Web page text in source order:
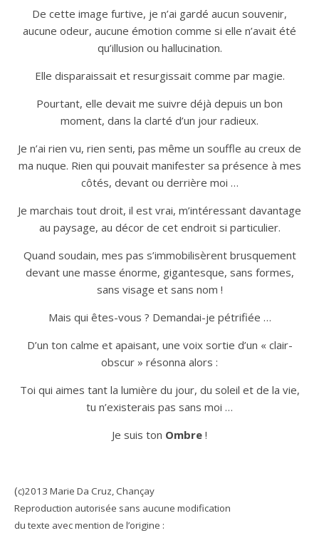
De cette image furtive, je n’ai gardé aucun souvenir,
aucune odeur, aucune émotion comme si elle n’avait été
qu’illusion ou hallucination.
Elle disparaissait et resurgissait comme par magie.
Pourtant, elle devait me suivre déjà depuis un bon
moment, dans la clarté d’un jour radieux.
Je n’ai rien vu, rien senti, pas même un souffle au creux de
ma nuque. Rien qui pouvait manifester sa présence à mes
côtés, devant ou derrière moi …
Je marchais tout droit, il est vrai, m’intéressant davantage
au paysage, au décor de cet endroit si particulier.
Quand soudain, mes pas s’immobilisèrent brusquement
devant une masse énorme, gigantesque, sans formes,
sans visage et sans nom !
Mais qui êtes-vous ? Demandai-je pétrifiée …
D’un ton calme et apaisant, une voix sortie d’un « clair-
obscur » résonna alors :
Toi qui aimes tant la lumière du jour, du soleil et de la vie,
tu n’existerais pas sans moi …
Je suis ton Ombre !
(c)2013 Marie Da Cruz, Chançay
Reproduction autorisée sans aucune modification
du texte avec mention de l’origine :